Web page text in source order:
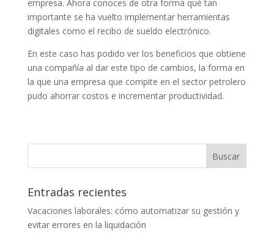
empresa. Ahora conoces de otra forma qué tan
importante se ha vuelto implementar herramientas
digitales como el recibo de sueldo electrónico.
En este caso has podido ver los beneficios que obtiene
una compañía al dar este tipo de cambios, la forma en
la que una empresa que compite en el sector petrolero
pudo ahorrar costos e incrementar productividad.
Entradas recientes
Vacaciones laborales: cómo automatizar su gestión y
evitar errores en la liquidación